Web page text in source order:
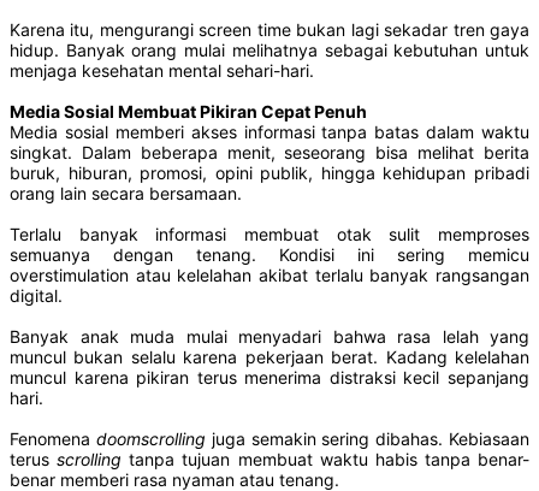
Karena itu, mengurangi screen time bukan lagi sekadar tren gaya
hidup. Banyak orang mulai melihatnya sebagai kebutuhan untuk
menjaga kesehatan mental sehari-hari.
Media Sosial Membuat Pikiran Cepat Penuh
Media sosial memberi akses informasi tanpa batas dalam waktu
singkat. Dalam beberapa menit, seseorang bisa melihat berita
buruk, hiburan, promosi, opini publik, hingga kehidupan pribadi
orang lain secara bersamaan.
Terlalu banyak informasi membuat otak sulit memproses
semuanya dengan tenang. Kondisi ini sering memicu
overstimulation atau kelelahan akibat terlalu banyak rangsangan
digital.
Banyak anak muda mulai menyadari bahwa rasa lelah yang
muncul bukan selalu karena pekerjaan berat. Kadang kelelahan
muncul karena pikiran terus menerima distraksi kecil sepanjang
hari.
Fenomena doomscrolling juga semakin sering dibahas. Kebiasaan
terusscrolling tanpa tujuan membuat waktu habis tanpa benar-
benar memberi rasa nyaman atau tenang.